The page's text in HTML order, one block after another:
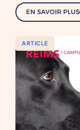
EN SAVOIR PLUS
ARTICLE